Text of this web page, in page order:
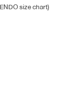
size chart)